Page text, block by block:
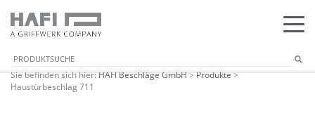
Sie befinden sich hier:HAFI Beschläge GmbH>Produkte>
Haustürbeschlag 711